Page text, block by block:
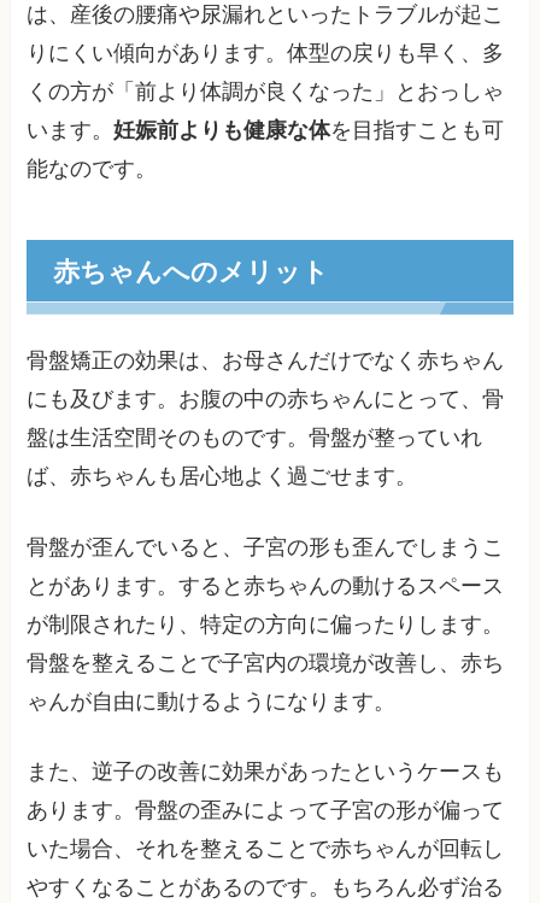
は、産後の腰痛や尿漏れといったトラブルが起こ
りにくい傾向があります。体型の戻りも早く、多
くの方が「前より体調が良くなった」とおっしゃ
います。妊娠前よりも健康な体を目指すことも可
能なのです。
赤ちゃんへのメリット
骨盤矯正の効果は、お母さんだけでなく赤ちゃん
にも及びます。お腹の中の赤ちゃんにとって、骨
盤は生活空間そのものです。骨盤が整っていれ
ば、赤ちゃんも居心地よく過ごせます。
骨盤が歪んでいると、子宮の形も歪んでしまうこ
とがあります。すると赤ちゃんの動けるスペース
が制限されたり、特定の方向に偏ったりします。
骨盤を整えることで子宮内の環境が改善し、赤ち
ゃんが自由に動けるようになります。
また、逆子の改善に効果があったというケースも
あります。骨盤の歪みによって子宮の形が偏って
いた場合、それを整えることで赤ちゃんが回転し
やすくなることがあるのです。もちろん必ず治る